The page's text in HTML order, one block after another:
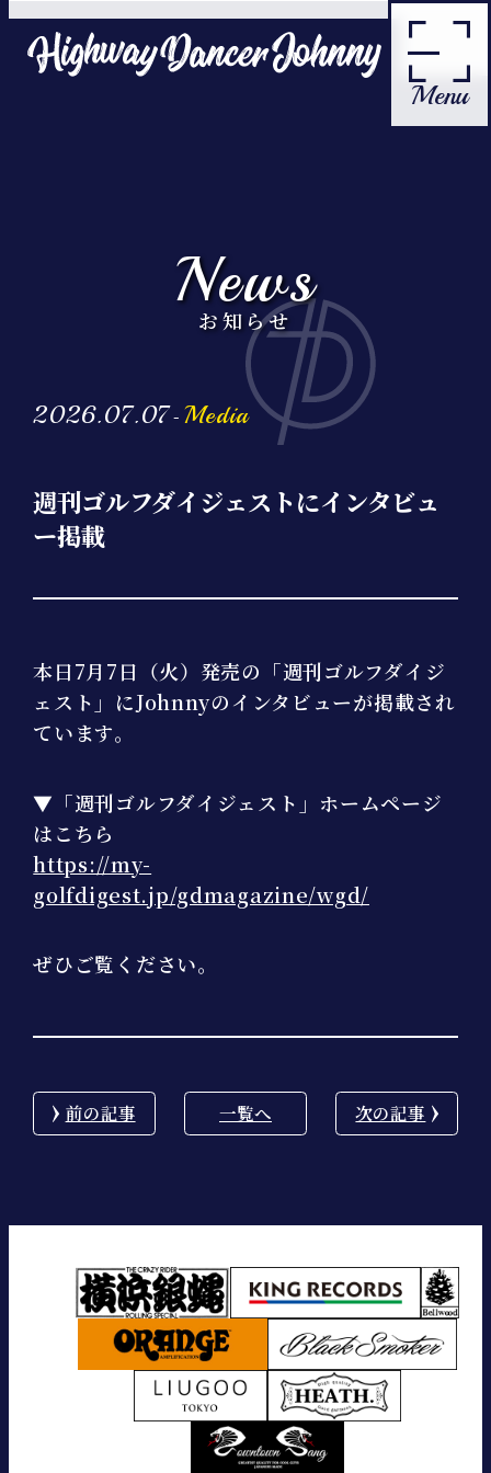
Profile
Contact
Menu
News
お知らせ
2026.07.07-Media
週刊ゴルフダイジェストにインタビュ
ー掲載
本日7月7日（火）発売の「週刊ゴルフダイジ
ェスト」にJohnnyのインタビューが掲載され
ています。
▼「週刊ゴルフダイジェスト」ホームページ
はこちら
https://my-
golfdigest.jp/gdmagazine/wgd/
ぜひご覧ください。
前の記事 一覧へ 次の記事